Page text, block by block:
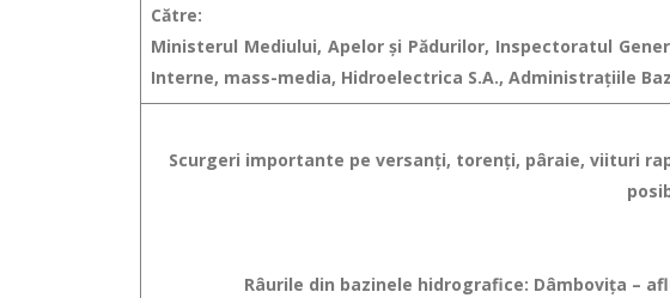
Către:
Ministerul Mediului, Apelor şi Pădurilor, Inspectoratul
Interne, mass-media, Hidroelectrica S.A., Administraţiile
Scurgeri importante pe versanţi, torenţi, pâraie, viituri
Râurile din bazinele hidrografice: Dâmbovița –